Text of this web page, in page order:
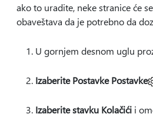
ako to uradite, neke stranice će
obaveštava da je potrebno da
U gornjem desnom uglu
Izaberite Postavke Postavke
Izaberite stavku Kolačići i